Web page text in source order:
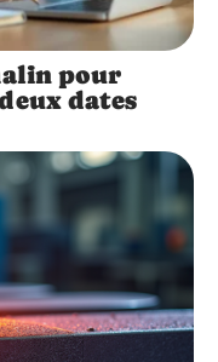
pour
dates